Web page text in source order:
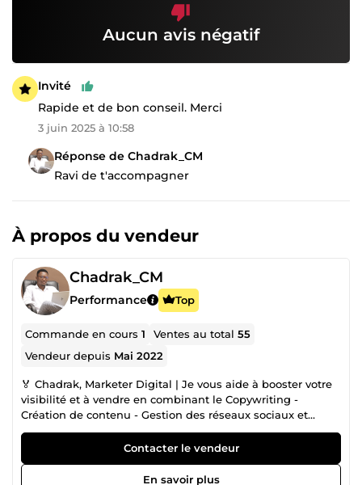
Aucun avis négatif
Invité
Rapide et de bon conseil. Merci
3 juin 2025 à 10:58
Réponse de Chadrak_CM
Ravi de t'accompagner
À propos du vendeur
Chadrak_CM
Performance Top
Commande en cours1 Ventes au total55
Vendeur depuis Mai 2022
🏅 Chadrak, Marketer Digital | Je vous aide à booster votre
visibilité et à vendre en combinant le Copywriting -
Création de contenu - Gestion des réseaux sociaux et
Publicité) 🏆 +5 ans d'expérience professionnelle dans le
marketing des réseaux sociaux 📌 Certifié sur ComeUp Je
prône un Partenariat Gagnant-Gagnant &amp; sur le Long
Terme J'ai aidé +30 entrepreneurs comme toi à scaler leurs
Contacter le vendeur
En savoir plus